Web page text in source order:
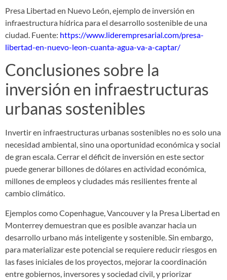
Presa Libertad en Nuevo León, ejemplo de inversión en
infraestructura hídrica para el desarrollo sostenible de una
ciudad. Fuente: https://www.liderempresarial.com/presa-
libertad-en-nuevo-leon-cuanta-agua-va-a-captar/
Conclusiones sobre la
inversión en infraestructuras
urbanas sostenibles
Invertir en infraestructuras urbanas sostenibles no es solo una
necesidad ambiental, sino una oportunidad económica y social
de gran escala. Cerrar el déficit de inversión en este sector
puede generar billones de dólares en actividad económica,
millones de empleos y ciudades más resilientes frente al
cambio climático.
Ejemplos como Copenhague, Vancouver y la Presa Libertad en
Monterrey demuestran que es posible avanzar hacia un
desarrollo urbano más inteligente y sostenible. Sin embargo,
para materializar este potencial se requiere reducir riesgos en
las fases iniciales de los proyectos, mejorar la coordinación
entre gobiernos, inversores y sociedad civil, y priorizar